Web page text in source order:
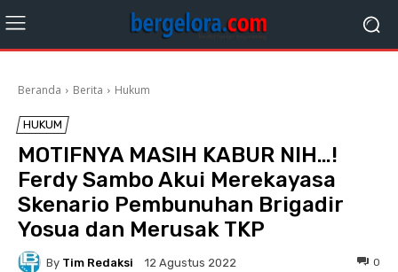
Beranda Berita Hukum
HUKUM
MOTIFNYA MASIH KABUR NIH…!
Ferdy Sambo Akui Merekayasa
Skenario Pembunuhan Brigadir
Yosua dan Merusak TKP
By Tim Redaksi 12 Agustus 2022 0